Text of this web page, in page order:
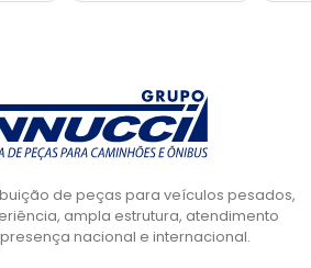
de peças para veículos pesados,
ampla estrutura, atendimento
nacional e internacional.